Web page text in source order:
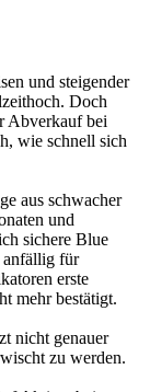
und steigender
Doch
Abverkauf bei
wie schnell sich
aus schwacher
und
sichere Blue
anfällig für
erste
mehr bestätigt.
nicht genauer
zu werden.